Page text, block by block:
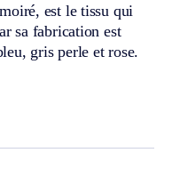
est le tissu qui
sa fabrication est
gris perle et rose.